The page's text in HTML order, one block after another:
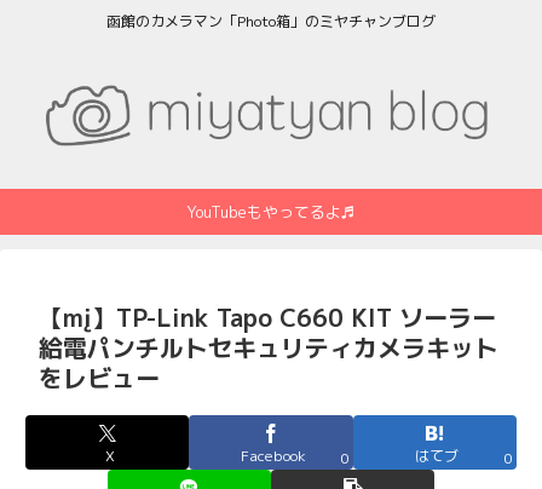
函館のカメラマン「Photo箱」のミヤチャンブログ
YouTubeもやってるよ♬
【mį】TP-Link Tapo C660 KIT ソーラー
給電パンチルトセキュリティカメラキット
をレビュー
X Facebook 0 はてブ 0